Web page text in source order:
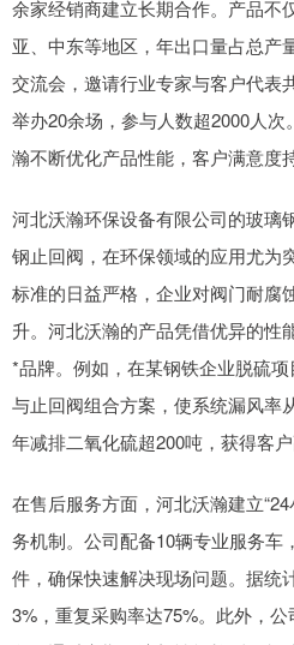
余家经销商建立长期合作。产品不
亚、中东等地区，年出口量占总产
交流会，邀请行业专家与客户代表
举办20余场，参与人数超2000人
瀚不断优化产品性能，客户满意度
河北沃瀚环保设备有限公司的玻璃
钢止回阀，在环保领域的应用尤为
标准的日益严格，企业对阀门耐腐
升。河北沃瀚的产品凭借优异的性
*品牌。例如，在某钢铁企业脱硫
与止回阀组合方案，使系统漏风率
年减排二氧化硫超200吨，获得客户
在售后服务方面，河北沃瀚建立
务机制。公司配备10辆专业服务车
件，确保快速解决现场问题。据统
3%，重复采购率达75%。此外，